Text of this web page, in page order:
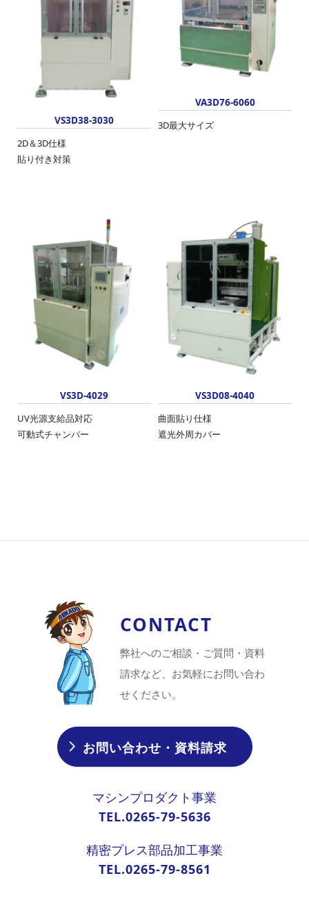
VS3D38-3030
2D＆3D仕様
貼り付き対策
VA3D76-6060
3D最大サイズ
VS3D-4029
UV光源支給品対応
可動式チャンバー
VS3D08-4040
曲面貼り仕様
遮光外周カバー
CONTACT
弊社へのご相談・ご質問・資料
請求など、お気軽にお問い合わ
せください。
お問い合わせ・資料請求
マシンプロダクト事業
TEL.0265-79-5636
精密プレス部品加工事業
TEL.0265-79-8561